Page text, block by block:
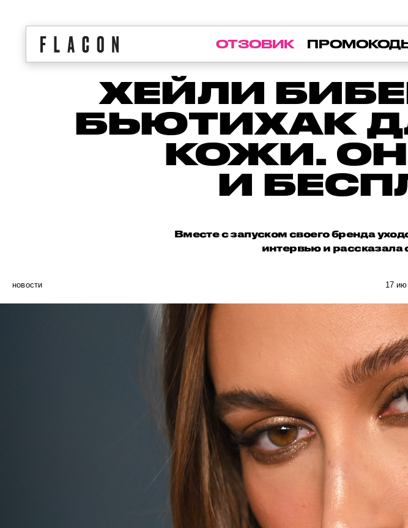
ОТЗОВИК
ХЕЙЛИ
БЬЮТИХАК
КОЖИ.
И
Вместе с запуском своего бренда
интервью и рассказала
новости 17